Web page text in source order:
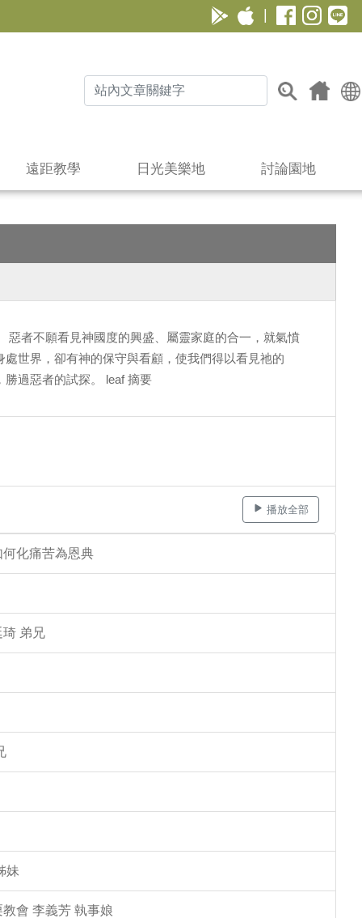
遠距教學 日光美樂地 討論園地
者不願看見神國度的興盛、屬靈家庭的合一，就氣憤
世界，卻有神的保守與看顧，使我們得以看見祂的
過惡者的試探。 leaf 摘要
播放全部
化痛苦為恩典
弟兄
妹
會 李義芳 執事娘